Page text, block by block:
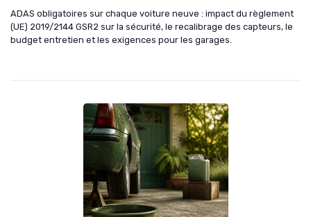
ADAS obligatoires sur chaque voiture neuve : impact du règlement
(UE) 2019/2144 GSR2 sur la sécurité, le recalibrage des capteurs, le
budget entretien et les exigences pour les garages.